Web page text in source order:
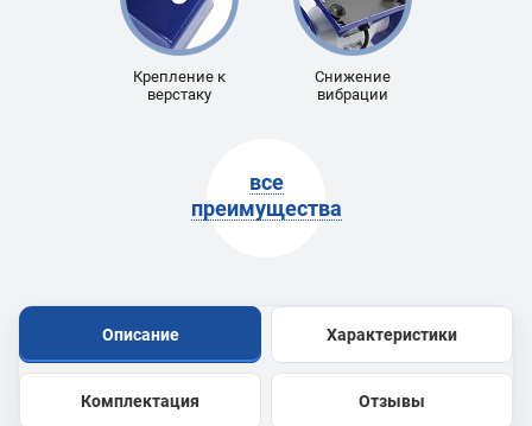
Крепление к
верстаку
Снижение
вибрации
все
преимущества
Описание Характеристики
Комплектация Отзывы